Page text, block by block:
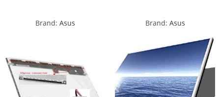
Brand: Asus
Brand: Asus